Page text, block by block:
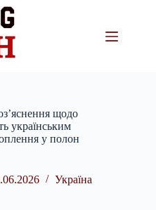
щодо
українським
у полон
Україна